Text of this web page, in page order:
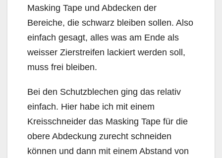
Masking Tape und Abdecken der
Bereiche, die schwarz bleiben sollen. Also
einfach gesagt, alles was am Ende als
weisser Zierstreifen lackiert werden soll,
muss frei bleiben.
Bei den Schutzblechen ging das relativ
einfach. Hier habe ich mit einem
Kreisschneider das Masking Tape für die
obere Abdeckung zurecht schneiden
können und dann mit einem Abstand von